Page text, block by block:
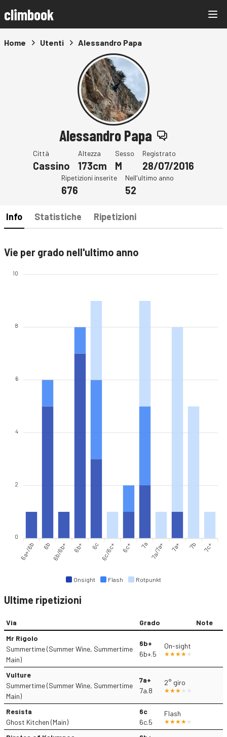
climbook
Home Utenti Alessandro Papa
Alessandro Papa
Città
Cassino
Altezza
173cm
Sesso
M
Registrato
28/07/2016
Ripetizioni inserite
676
Nell'ultimo anno
52
Info Statistiche Ripetizioni
Vie per grado nell'ultimo anno
Onsight Flash Rotpunkt
10
8
6
4
2
0
6a+/6b 6b 6b/6b+ 6b+ 6c 6c/6c+ 6c+ 7a 7a/7a+ 7a+ 7b 7c+
Ultime ripetizioni
Via Grado
Note
Mr Rigolo
Summertime (Summer Wine, Summertime
Main)
6b+
6b+.5
On-sight
Vulture
Summertime (Summer Wine, Summertime
Main)
7a+
7a.8
2° giro
Resista
Ghost Kitchen (Main)
6c
6c.5
Flash